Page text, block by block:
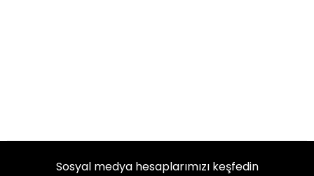
Sosyal medya hesaplarımızı keşfedin